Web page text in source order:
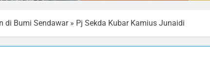
di Bumi Sendawar» Pj Sekda Kubar Kamius Junaidi